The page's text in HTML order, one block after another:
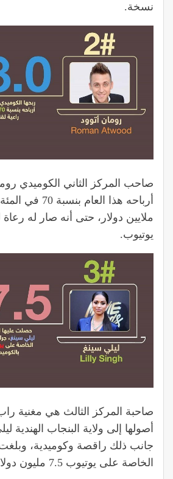
نسخة.
صاحب المركز الثاني الكوميدي
ملايين دولار، حتى أنه صار له
يوتيوب.
صاحبة المركز الثالث هي مغنية
أصولها إلى ولاية البنجاب الهندية
جانب ذلك راقصة وكوميدية، وبلغت
الخاصة على يوتيوب 7.5 مليون دولار.